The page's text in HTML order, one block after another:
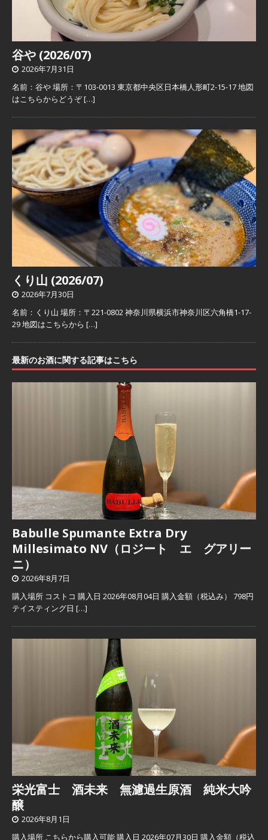
谷や (2026/07)
2026年7月31日
名前：谷や 場所：〒103-0013 東京都中央区日本橋人形町2-15-17 地図
はこちらからどうぞ[…]
くり山 (2026/07)
2026年7月30日
名前：くり山 場所：〒221-0802 神奈川県横浜市神奈川区六角橋1-17-
29 地図はこちらから […]
最新のお酒に関する記事はこちら
Babulle Spumante Extra Dry
Millesimato NV（ロジート エ グアリー
ニ）
2026年8月7日
購入場所 コストコ 購入日 2026年08月04日 購入金額（税込み） 798円
テイスティング日 […]
栄光富士 酒未来 無濾過生原酒 純米大吟
醸
2026年8月1日
購入場所 こちらから購入可能 購入日 2026年07月30日 購入金額（税込